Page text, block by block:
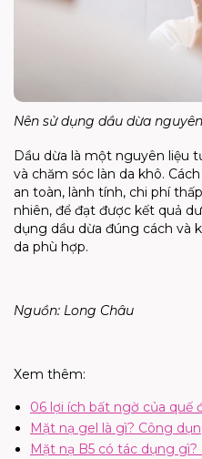
Nên sử dụng dầu dừa
Dầu dừa là một nguyên liệu
và chăm sóc làn da khô.
an toàn, lành tính, chi phí
nhiên, để đạt được kết quả
dụng dầu dừa đúng cách và
da phù hợp.
Nguồn: Long Châu
Xem thêm:
06 lợi ích bất ngờ của quế
Mặt nạ gel là gì? Công
Mặt nạ B5 có tác dụng